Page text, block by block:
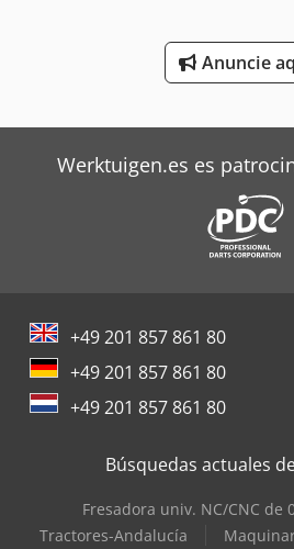
Massey Ferguson Tractores
Siemens Motores Eléctricos
Toyota Tractor
Trane Aires Acondicionados
Anuncie
Werktuigen.es es
+49 201 857 861 80
+49 201 857 861 80
+49 201 857 861 80
Búsquedas actuales
Fresadora univ. NC/CNC de
Tractores-Andalucía